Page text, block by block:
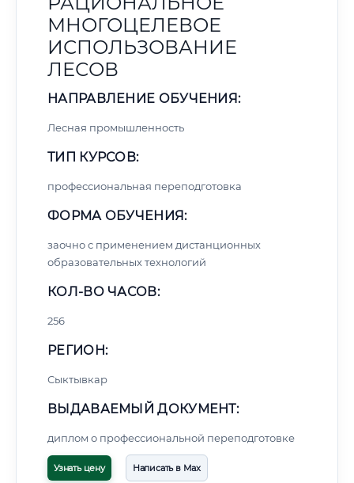
МНОГОЦЕЛЕВОЕ
ИСПОЛЬЗОВАНИЕ
ЛЕСОВ
НАПРАВЛЕНИЕ ОБУЧЕНИЯ:
Лесная промышленность
ТИП КУРСОВ:
профессиональная переподготовка
ФОРМА ОБУЧЕНИЯ:
заочно с применением дистанционных
образовательных технологий
КОЛ-ВО ЧАСОВ:
256
РЕГИОН:
Сыктывкар
ВЫДАВАЕМЫЙ ДОКУМЕНТ:
диплом о профессиональной переподготовке
Узнать цену Написать в Max